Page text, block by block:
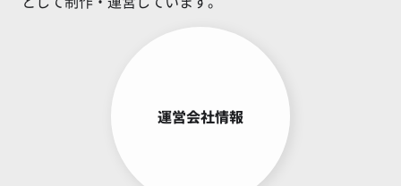
運営会社情報